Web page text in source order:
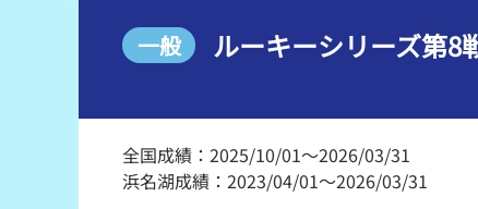
モーター抽選結果・前検タイムランキング
一般 ルーキーシリーズ第8
全国成績：2025/10/01～2026/03/31
浜名湖成績：2023/04/01～2026/03/31